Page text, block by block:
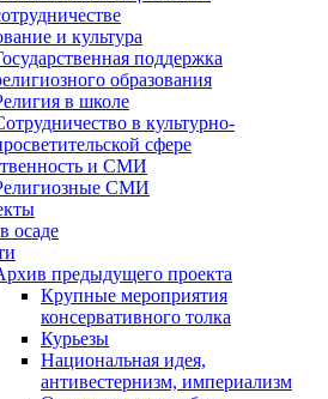
и культура
поддержка
образования
в школе
в культурно-
сфере
и СМИ
СМИ
осаде
предыдущего проекта
Крупные мероприятия
консервативного толка
Курьезы
Национальная идея,
антивестернизм, империализм